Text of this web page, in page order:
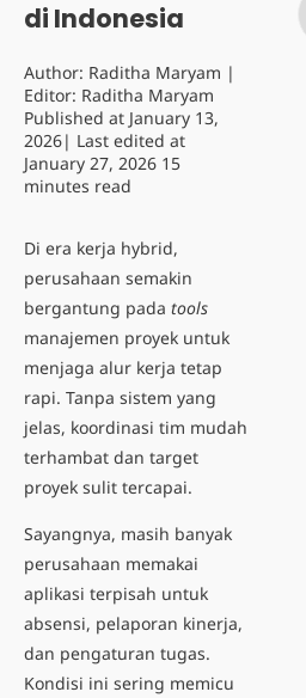
di Indonesia
Author: Raditha Maryam |
Editor: Raditha Maryam
Published at January 13,
2026| Last edited at
January 27, 2026 15
minutes read
Di era kerja hybrid,
perusahaan semakin
bergantung pada tools
manajemen proyek untuk
menjaga alur kerja tetap
rapi. Tanpa sistem yang
jelas, koordinasi tim mudah
terhambat dan target
proyek sulit tercapai.
Sayangnya, masih banyak
perusahaan memakai
aplikasi terpisah untuk
absensi, pelaporan kinerja,
dan pengaturan tugas.
Kondisi ini sering memicu